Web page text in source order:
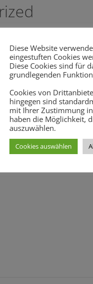
world!
post. Edit or delete it,
Diese Website
eingestuften Cookies
Diese Cookies sind für
grundlegenden
Cookies von
hingegen sind
mit Ihrer Zustimmung
haben die Möglichkeit,
auszuwählen.
Cookies auswählen